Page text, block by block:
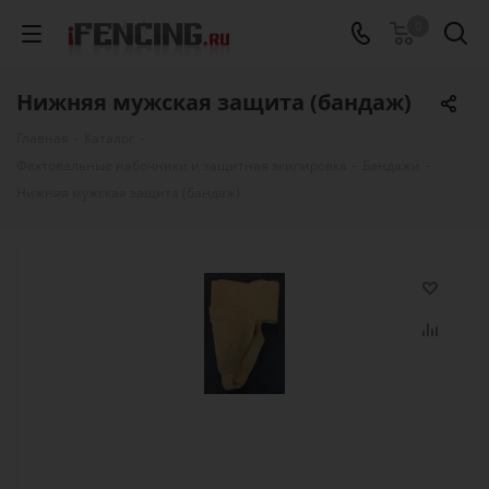
Нижняя мужская защита (бандаж)